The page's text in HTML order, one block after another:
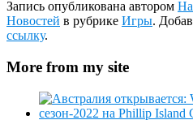
Запись опубликована автором
Новостей в рубрике Игры.
ссылку.
More from my site